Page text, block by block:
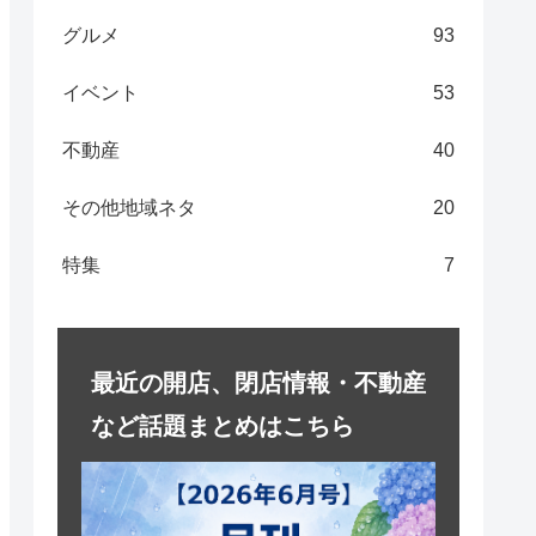
グルメ 93
イベント 53
不動産 40
その他地域ネタ 20
特集 7
最近の開店、閉店情報・不動産
など話題まとめはこちら